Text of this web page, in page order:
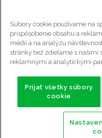
Štefániková 4445/4,
Rezervácie na
e-mail:
GPS
49.056911
20.302600
2009 - 2026
Súbory cookie používame na
prispôsobenie obsahu a
médií a na analýzu
stránky tiež zdieľame s našimi
reklamnými a analytickými
Prijať všetky súbory
cookie